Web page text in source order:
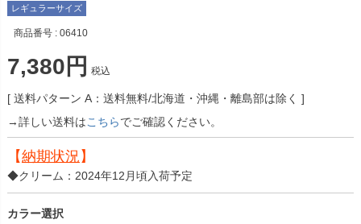
レギュラーサイズ
商品番号 06410
7,380 税込
送料パターン A：送料無料/北海道・沖縄・離島部は除く
→詳しい送料はこちらでご確認ください。
【納期状況 】
◆クリーム：2024年12月頃入荷予定
カラー選択